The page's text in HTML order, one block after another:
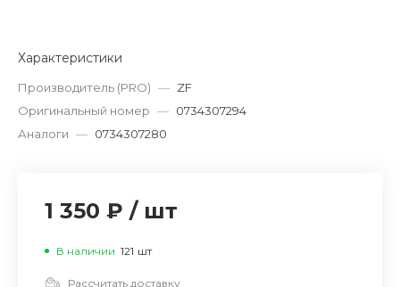
Характеристики
Производитель (PRO) — ZF
Оригинальный номер — 0734307294
Аналоги — 0734307280
1 350 ₽ / шт
В наличии 121 шт
Рассчитать доставку